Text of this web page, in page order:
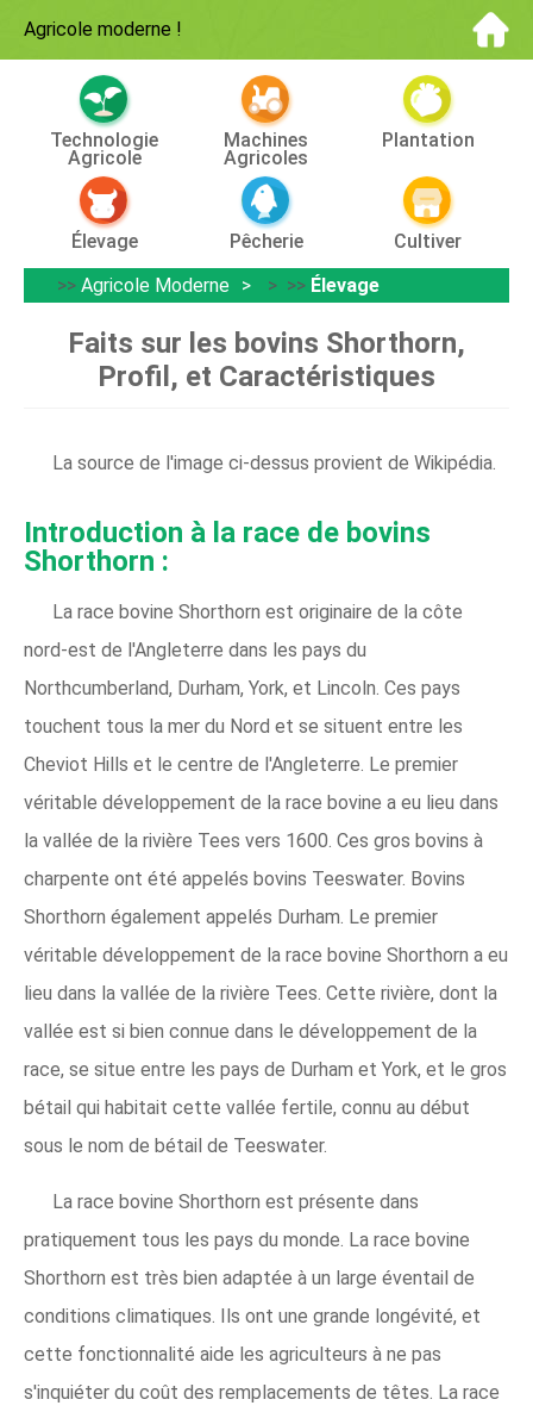
Agricole moderne !
Technologie
Agricole
Machines
Agricoles
Plantation
Élevage Pêcherie
Cultiver
>> Agricole Moderne > >> Élevage
Faits sur les bovins Shorthorn,
Profil, et Caractéristiques
La source de l'image ci-dessus provient de Wikipédia.
Introduction à la race de bovins
Shorthorn :
La race bovine Shorthorn est originaire de la côte
nord-est de l'Angleterre dans les pays du
Northcumberland, Durham, York, et Lincoln. Ces pays
touchent tous la mer du Nord et se situent entre les
Cheviot Hills et le centre de l'Angleterre. Le premier
véritable développement de la race bovine a eu lieu dans
la vallée de la rivière Tees vers 1600. Ces gros bovins à
charpente ont été appelés bovins Teeswater. Bovins
Shorthorn également appelés Durham. Le premier
véritable développement de la race bovine Shorthorn a eu
lieu dans la vallée de la rivière Tees. Cette rivière, dont la
vallée est si bien connue dans le développement de la
race, se situe entre les pays de Durham et York, et le gros
bétail qui habitait cette vallée fertile, connu au début
sous le nom de bétail de Teeswater.
La race bovine Shorthorn est présente dans
pratiquement tous les pays du monde. La race bovine
Shorthorn est très bien adaptée à un large éventail de
conditions climatiques. Ils ont une grande longévité, et
cette fonctionnalité aide les agriculteurs à ne pas
s'inquiéter du coût des remplacements de têtes. La race